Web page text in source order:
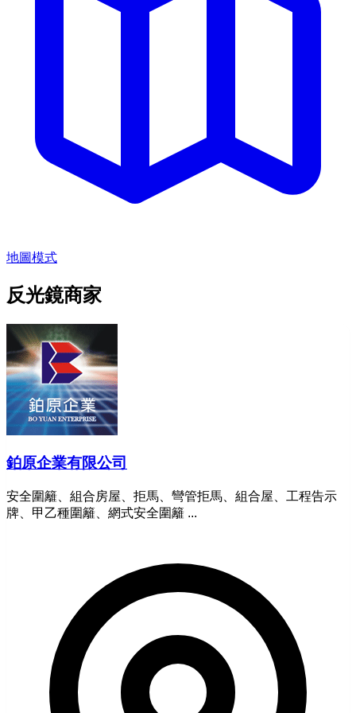
地圖模式
反光鏡商家
鉑原企業有限公司
安全圍籬、組合房屋、拒馬、彎管拒馬、組合屋、工程告示
牌、甲乙種圍籬、網式安全圍籬 ...